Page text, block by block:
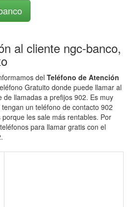
al cliente ngc-banco,
del Teléfono de Atención
Gratuito donde puede llamar al
de llamadas a prefijos 902. Es muy
un teléfono de contacto 902
les sale más rentables. Por
para llamar gratis con el